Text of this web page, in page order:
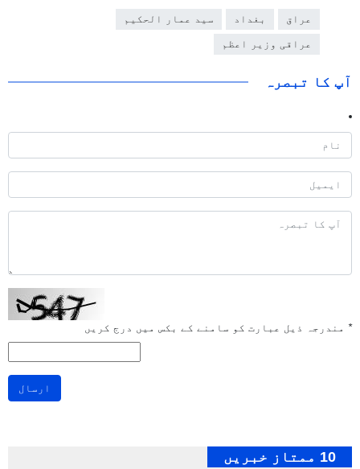
عراق بغداد سید عمار الحکیم
عراقی وزیر اعظم
آپ کا تبصرہ
* مندرجہ ذیل عبارت کو سامنے کے بکس میں درج کریں
ارسال
10 ممتاز خبریں